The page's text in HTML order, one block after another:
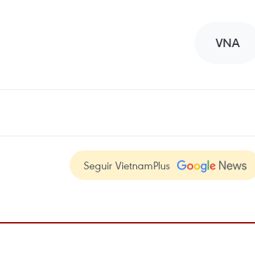
VNA
Seguir VietnamPlus